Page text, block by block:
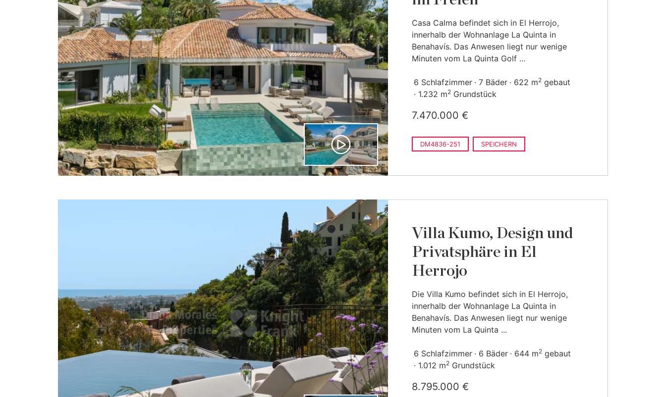
Casa Calma befindet sich in El Herrojo,
innerhalb der Wohnanlage La Quinta in
Benahavís. Das Anwesen liegt nur wenige
Minuten vom La Quinta Golf ...
6 Schlafzimmer 7 Bäder 622 m2 gebaut
1.232 m2 Grundstück
7.470.000 €
DM4836-251 SPEICHERN
Villa Kumo, Design und
Privatsphäre in El
Herrojo
Die Villa Kumo befindet sich in El Herrojo,
innerhalb der Wohnanlage La Quinta in
Benahavís. Das Anwesen liegt nur wenige
Minuten vom La Quinta ...
6 Schlafzimmer 6 Bäder 644 m2 gebaut
1.012 m2 Grundstück
8.795.000 €